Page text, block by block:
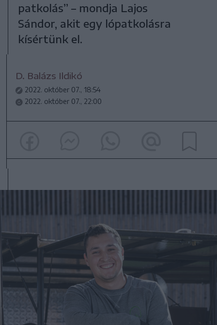
patkolás” – mondja Lajos
Sándor, akit egy lópatkolásra
kísértünk el.
D. Balázs Ildikó
2022. október 07., 18:54
2022. október 07., 22:00